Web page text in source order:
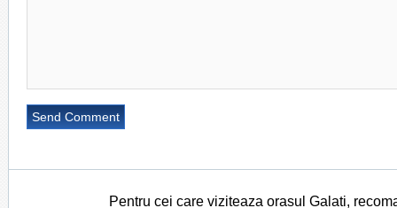
Pentru cei care viziteaza orasul Galati,